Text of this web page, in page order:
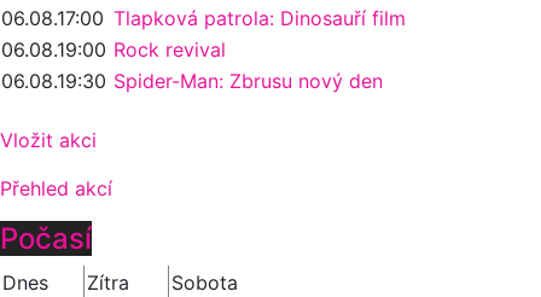
06.08.17:00 Tlapková patrola: Dinosauří film
06.08.19:00 Rock revival
06.08.19:30 Spider-Man: Zbrusu nový den
Vložit akci
Přehled akcí
Počasí
Dnes
Zítra
Sobota